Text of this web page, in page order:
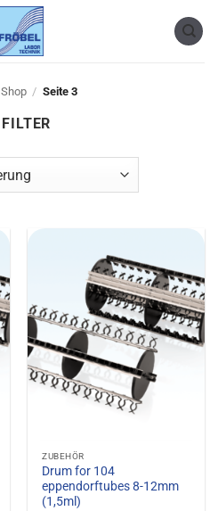
Shop / Seite 3
FILTER
ZUBEHÖR
Drum for 104
eppendorftubes 8-12mm
(1,5ml)